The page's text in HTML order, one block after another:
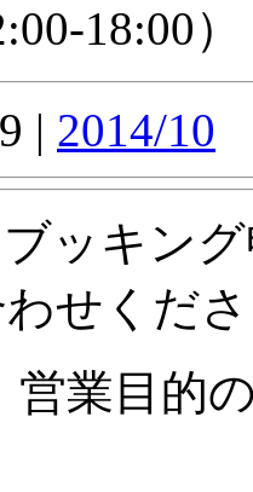
18:00）
| 2014/10
ッキン
せくだ
業目的